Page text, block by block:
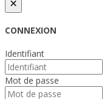
×
CONNEXION
Identifiant
Mot de passe